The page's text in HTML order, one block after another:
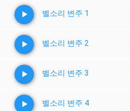
벨소리 변주 1
벨소리 변주 2
벨소리 변주 3
벨소리 변주 4